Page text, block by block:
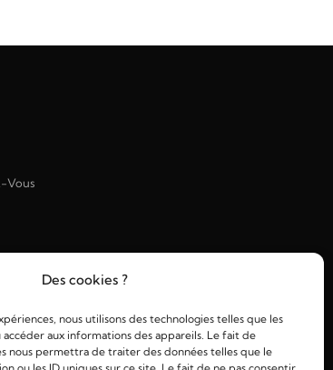
Des cookies ?
nous utilisons des technologies telles que les
aux informations des appareils. Le fait de
nous permettra de traiter des données telles que le
Vous